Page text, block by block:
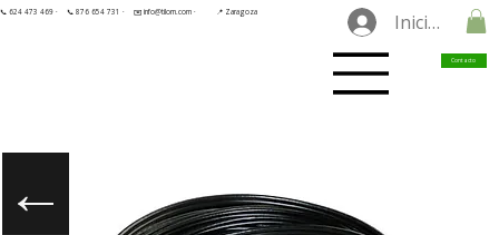
📞 624 473 469 · 📞 876 654 731 · ✉️ info@tilorn.com · 📍 Zaragoza Iniciar
Contacto
←